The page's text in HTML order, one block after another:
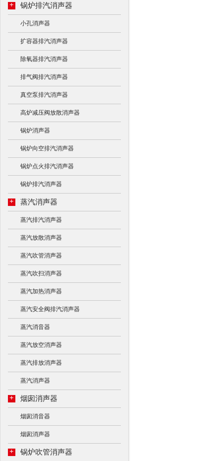
+ 锅炉排汽消声器
小孔消声器
扩容器排汽消声器
除氧器排汽消声器
排气阀排汽消声器
真空泵排汽消声器
高炉减压阀放散消声器
锅炉消声器
锅炉向空排汽消声器
锅炉点火排汽消声器
锅炉排汽消声器
+ 蒸汽消声器
蒸汽排汽消声器
蒸汽放散消声器
蒸汽吹管消声器
蒸汽吹扫消声器
蒸汽加热消声器
蒸汽安全阀排汽消声器
蒸汽消音器
蒸汽放空消声器
蒸汽排放消声器
蒸汽消声器
+ 烟囱消声器
烟囱消音器
烟囱消声器
+ 锅炉吹管消声器